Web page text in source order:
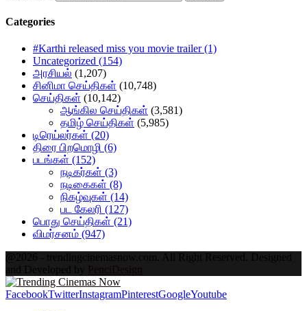
Categories
#Karthi released miss you movie trailer(1)
Uncategorized (154)
அரசியல் (1,207)
சினிமா செய்திகள் (10,748)
செய்திகள் (10,142)
ஆங்கில செய்திகள் (3,581)
தமிழ் செய்திகள் (5,985)
டிரெய்லர்கள் (20)
திரை பிறமொழி (6)
படங்கள் (152)
நடிகர்கள் (3)
நடிகைகள் (8)
நிகழ்வுகள் (14)
பட கேலரி (127)
பொது செய்திகள் (21)
விமர்சனம் (947)
@2026 - trendingcinemasnow.com. All Right Reserved. Designed
and Developed by PenciDesign
FacebookTwitterInstagramPinterestGoogleYoutube